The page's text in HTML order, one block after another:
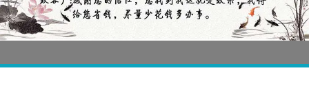
[2022-05-04] 污水处理设备厂家产品如何做网络推广（污水处理项目网... 更多 >
[2022-03-27] 疫情当下公司企业品牌网络营销策划推广怎么做，国内知... 更多 >